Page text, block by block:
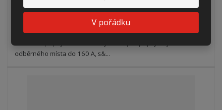
V pořádku
DO 2 TÝDNŮ
odběrného místa do 160 A, s&...